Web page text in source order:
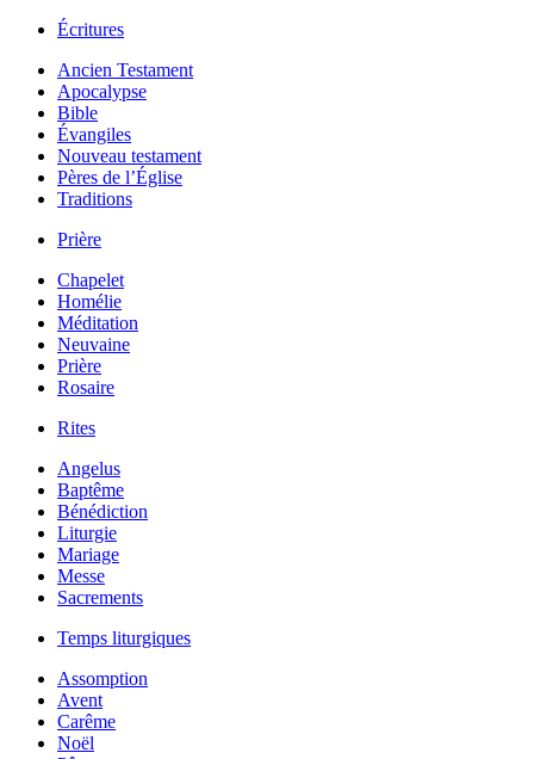
Écritures
Ancien Testament
Apocalypse
Bible
Évangiles
Nouveau testament
Pères de l’Église
Traditions
Prière
Chapelet
Homélie
Méditation
Neuvaine
Prière
Rosaire
Rites
Angelus
Baptême
Bénédiction
Liturgie
Mariage
Messe
Sacrements
Temps liturgiques
Assomption
Avent
Carême
Noël